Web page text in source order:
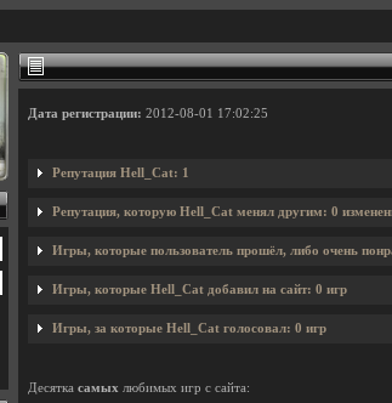
Дата регистрации: 2012-08-01 17:02:25
Репутация Hell_Cat: 1
Репутация, которую Hell_Cat менял другим: 0
Игры, которые пользователь прошёл, либо очень
Игры, которые Hell_Cat добавил на сайт: 0 игр
Игры, за которые Hell_Cat голосовал: 0 игр
Десятка самых любимых игр с сайта: